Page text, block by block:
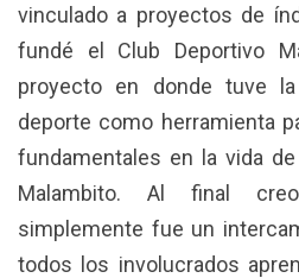
vinculado a proyectos de
fundé el Club Deportivo
proyecto en donde tuve
deporte como herramienta
fundamentales en la vida
Malambito. Al final
simplemente fue un
todos los involucrados